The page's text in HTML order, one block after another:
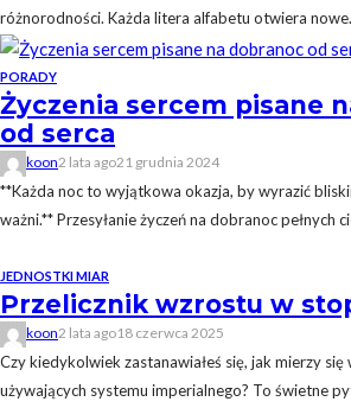
różnorodności. Każda litera alfabetu otwiera
PORADY
Życzenia sercem pisane
od serca
koon2 lata ago21 grudnia 2024
**Każda noc to wyjątkowa okazja, by wyrazić
ważni.** Przesyłanie życzeń na dobranoc pełnych
JEDNOSTKI MIAR
Przelicznik wzrostu w
koon2 lata ago18 czerwca 2025
Czy kiedykolwiek zastanawiałeś się, jak mierzy
używających systemu imperialnego? To świetne